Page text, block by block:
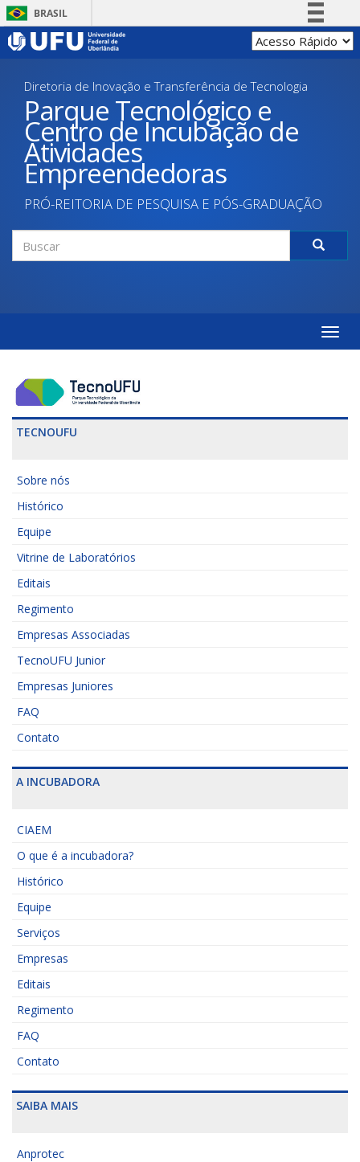
Pular
para
BRASIL
Simplifique!
Participe
Acesso à informação
Legislação
Diretoria de Inovação e Transferência de Tecnologia
Parque Tecnológico e
Centro de Incubação de
Atividades
Empreendedoras
PRÓ-REITORIA DE PESQUISA E PÓS-GRADUAÇÃO
Formulário
de
Toggle
TECNOUFU
Sobre nós
Histórico
Equipe
Vitrine de Laboratórios
Editais
Regimento
Empresas Associadas
TecnoUFU Junior
Empresas Juniores
FAQ
Contato
A INCUBADORA
CIAEM
O que é a incubadora?
Histórico
Equipe
Serviços
Empresas
Editais
Regimento
FAQ
Contato
SAIBA MAIS
Anprotec